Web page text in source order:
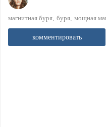
магнитная буря буря мощная
комментировать